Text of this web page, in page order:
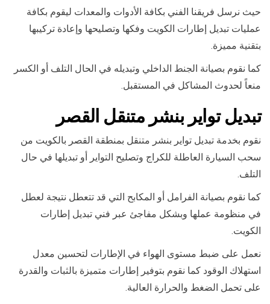
حيث نرسل فريقنا الفني بكافة الأدوات والمعدات ليقوم بكافة
عمليات تبديل إطارات الكويت وفكها وتصليحها وإعادة تركيبها
بتقنية مميزة.
كما نقوم بصيانة الجنط الداخلي وتبديله في الحال التلف أو الكسر
منعاً لحدوث المشاكل في المستقبل.
تبديل تواير بنشر متنقل القصر
نقوم بخدمة تبديل تواير بنشر متنقل بمنطقة القصر بالكويت من
سحب السيارة العاطلة للكراج وتصليح التواير أو تبديلها في حال
التلف.
كما نقوم بصيانة الفرامل أو المكابح التي قد تتعطل نتيجة لعطل
في منظومة عملها وبشكل مفاجئ عبر فني تبديل إطارات
الكويت.
نعمل على ضبط مستوى الهواء في الإطارات لتحسين معدل
استهلاك الوقود كما نقوم بتوفير إطارات متميزة بالثبات والقدرة
على تحمل الضغط والحرارة العالية.